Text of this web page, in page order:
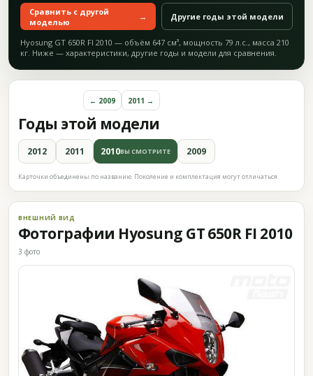
Сравнить с другой
моделью
→ Другие годы этой модели
Hyosung GT 650R FI 2010 — объём 647 см³, мощность 79 л.с., масса 210
кг. Ниже — характеристики, другие годы и модели для сравнения.
Годы этой модели
← 2009 2011 →
2012 2011 2010ВЫ СМОТРИТЕ 2009
Карточки объединены по названию. Поколение и комплектация могут отличаться.
ВНЕШНИЙ ВИД
Фотографии Hyosung GT 650R FI 2010
3 фото